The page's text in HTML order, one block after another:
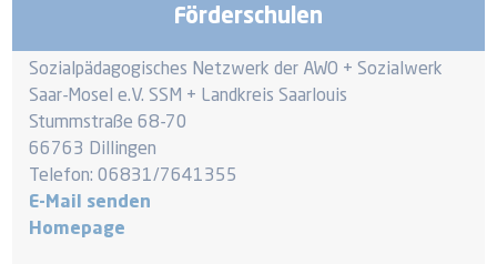
Förderschulen
Sozialpädagogisches Netzwerk der AWO + Sozialwerk
Saar-Mosel e.V. SSM + Landkreis Saarlouis
Stummstraße 68-70
66763 Dillingen
Telefon: 06831/7641355
E-Mail senden
Homepage